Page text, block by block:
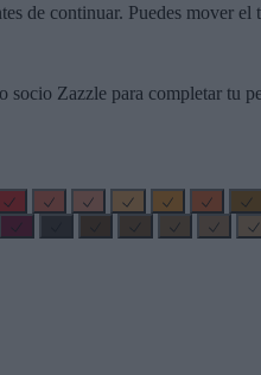
de continuar. Puedes mover
socio Zazzle para completar tu